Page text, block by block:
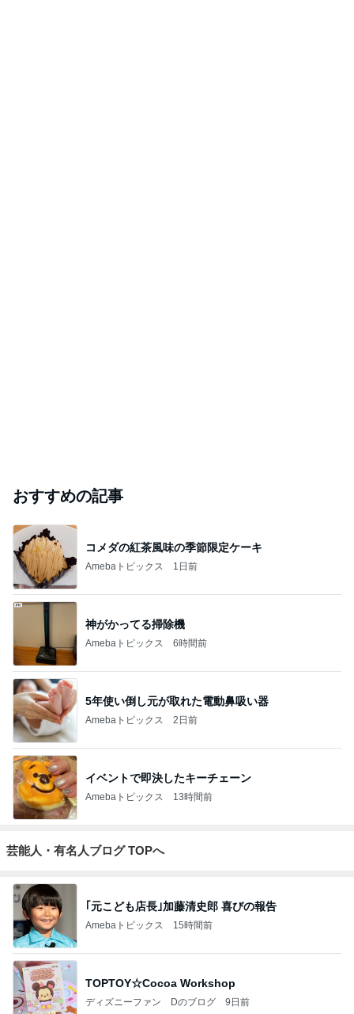
おすすめの記事
コメダの紅茶風味の季節限定ケーキ
Amebaトピックス 1日前
神がかってる掃除機
Amebaトピックス 6時間前
5年使い倒し元が取れた電動鼻吸い器
Amebaトピックス 2日前
イベントで即決したキーチェーン
Amebaトピックス 13時間前
芸能人・有名人ブログ TOPへ
｢元こども店長｣加藤清史郎 喜びの報告
Amebaトピックス 15時間前
TOPTOY☆Cocoa Workshop
ディズニーファン Dのブログ 9日前